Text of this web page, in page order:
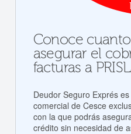
Conoce
asegurar el
facturas a
Deudor Seguro Exprés
comercial de Cesce
con la que podrás
crédito sin necesidad de